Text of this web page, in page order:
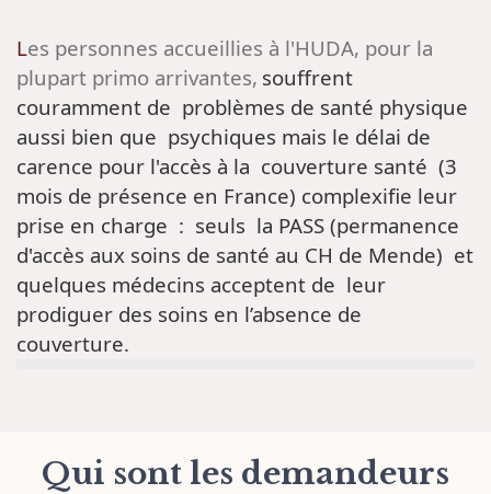
Les personnes accueillies à l'HUDA, pour la
plupart primo arrivantes, souffrent
couramment de problèmes de santé physique
aussi bien que psychiques mais le délai de
carence pour l'accès à la couverture santé (3
mois de présence en France) complexifie leur
prise en charge : seuls la PASS (permanence
d'accès aux soins de santé au CH de Mende) et
quelques médecins acceptent de leur
prodiguer des soins en l’absence de
couverture.
Qui sont les demandeurs